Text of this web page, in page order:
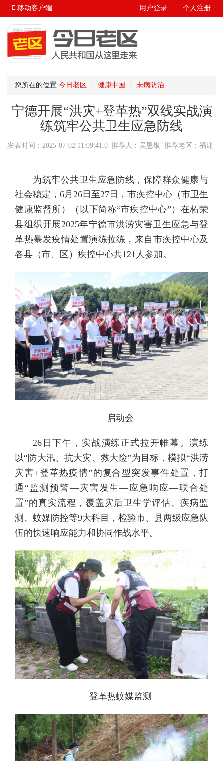
用户登录 个人注册
移动客户端
您所在的位置 今日老区 健康中国 未病防治
宁德开展“洪灾+登革热”双线实战演
练筑牢公共卫生应急防线
发表时间：2025-07-02 11:09:41.0 推荐人：吴恩银 推荐老区：福建
为筑牢公共卫生应急防线，保障群众健康与
社会稳定，6月26日至27日，市疾控中心（市卫生
健康监督所）（以下简称“市疾控中心”）在柘荣
县组织开展2025年宁德市洪涝灾害卫生应急与登
革热暴发疫情处置演练拉练，来自市疾控中心及
各县（市、区）疾控中心共121人参加。
启动会
26日下午，实战演练正式拉开帷幕。演练
以“防大汛、抗大灾、救大险”为目标，模拟“洪涝
灾害+登革热疫情”的复合型突发事件处置，打
通“监测预警—灾害发生—应急响应—联合处
置”的真实流程，覆盖灾后卫生学评估、疾病监
测、蚊媒防控等9大科目，检验市、县两级应急队
伍的快速响应能力和协同作战水平。
登革热蚊媒监测